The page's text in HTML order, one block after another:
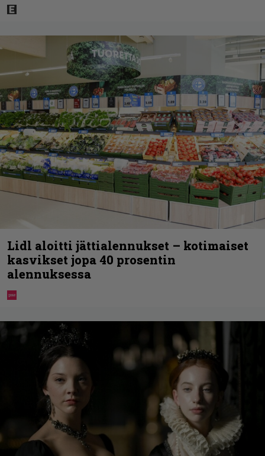
Lidl aloitti jättialennukset – kotimaiset
kasvikset jopa 40 prosentin
alennuksessa